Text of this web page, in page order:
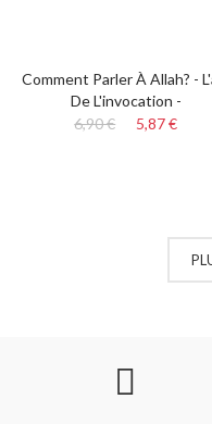
Comment Parler À Allah? -
De L'invocation -
6,90 €
5,87 €